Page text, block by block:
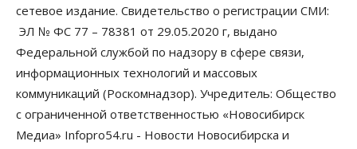
10 Августа 2026, 13:00
Духовная и медицинская помощь: корабль-
церковь посетит 50 поселений Новосибирской
области
10 Августа 2026, 12:15
Общество
сетевое издание. Свидетельство о регистрации СМИ:
ЭЛ № ФС 77 – 78381 от 29.05.2020 г, выдано
Федеральной службой по надзору в сфере связи,
информационных технологий и массовых
коммуникаций (Роскомнадзор). Учредитель: Общество
с ограниченной ответственностью «Новосибирск
Медиа» Infopro54.ru - Новости Новосибирска и